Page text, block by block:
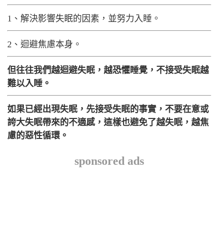
1、解決影響失眠的因素，並努力入睡。
2、迴避焦慮本身。
但往往我們越迴避失眠，越恐懼睡覺，不接受失眠越
難以入睡。
如果已經出現失眠，先接受失眠的事實，不要在意或
誇大失眠帶來的不適感，這樣也避免了越失眠，越焦
慮的惡性循環。
sponsored ads